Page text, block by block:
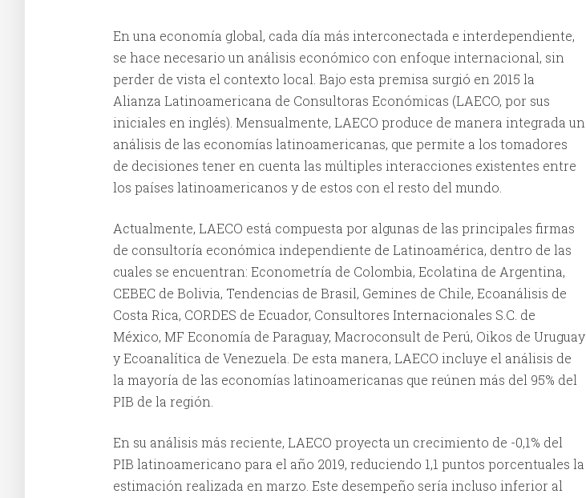
En una economía global, cada día más interconectada e interdependiente,
se hace necesario un análisis económico con enfoque internacional, sin
perder de vista el contexto local. Bajo esta premisa surgió en 2015 la
Alianza Latinoamericana de Consultoras Económicas (LAECO, por sus
iniciales en inglés). Mensualmente, LAECO produce de manera integrada un
análisis de las economías latinoamericanas, que permite a los tomadores
de decisiones tener en cuenta las múltiples interacciones existentes entre
los países latinoamericanos y de estos con el resto del mundo.
Actualmente, LAECO está compuesta por algunas de las principales firmas
de consultoría económica independiente de Latinoamérica, dentro de las
cuales se encuentran: Econometría de Colombia, Ecolatina de Argentina,
CEBEC de Bolivia, Tendencias de Brasil, Gemines de Chile, Ecoanálisis de
Costa Rica, CORDES de Ecuador, Consultores Internacionales S.C. de
México, MF Economía de Paraguay, Macroconsult de Perú, Oikos de Uruguay
y Ecoanalítica de Venezuela. De esta manera, LAECO incluye el análisis de
la mayoría de las economías latinoamericanas que reúnen más del 95% del
PIB de la región.
En su análisis más reciente, LAECO proyecta un crecimiento de -0,1% del
PIB latinoamericano para el año 2019, reduciendo 1,1 puntos porcentuales la
estimación realizada en marzo. Este desempeño sería incluso inferior al